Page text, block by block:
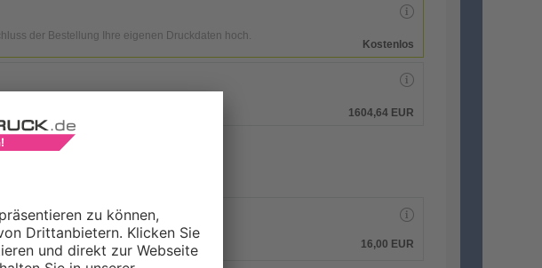
der Bestellung Ihre eigenen Druckdaten hoch.
Kostenlos
1604,64 EUR
16,00 EUR